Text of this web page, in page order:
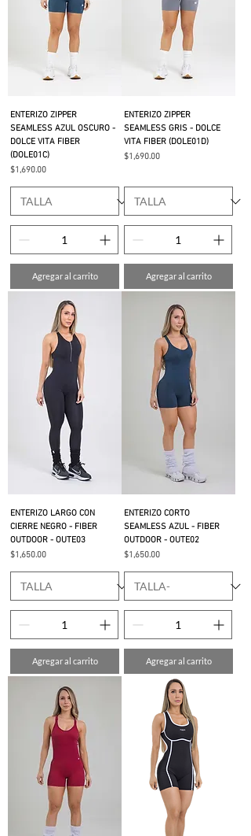
ENTERIZO ZIPPER
SEAMLESS AZUL OSCURO -
DOLCE VITA FIBER
(DOLE01C)
Precio
$1,690.00
Agregar al carrito
ENTERIZO ZIPPER
SEAMLESS GRIS - DOLCE
VITA FIBER (DOLE01D)
Precio
$1,690.00
Agregar al carrito
ENTERIZO LARGO CON
CIERRE NEGRO - FIBER
OUTDOOR - OUTE03
Precio
$1,650.00
Agregar al carrito
ENTERIZO CORTO
SEAMLESS AZUL - FIBER
OUTDOOR - OUTE02
Precio
$1,650.00
Agregar al carrito